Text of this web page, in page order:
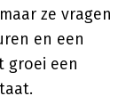
ze vragen
en een
groei een